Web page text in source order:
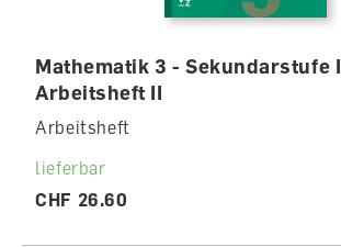
Mathematik 3 - Sekundarstufe I
Arbeitsheft II
Arbeitsheft
lieferbar
CHF 26.60